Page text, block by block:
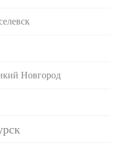
Новгород